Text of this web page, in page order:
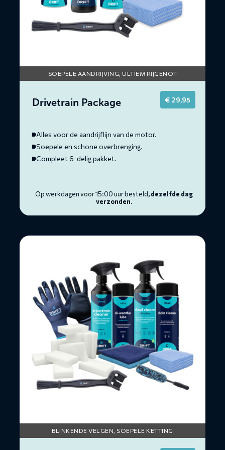
SOEPELE AANDRIJVING, ULTIEM RIJGENOT
Drivetrain Package € 29,95
Alles voor de aandrijflijn van de motor.
Soepele en schone overbrenging.
Compleet 6-delig pakket.
Op werkdagen voor 15:00 uur besteld, dezelfde dag
verzonden.
Lees
Chain
Package
BLINKENDE VELGEN, SOEPELE KETTING